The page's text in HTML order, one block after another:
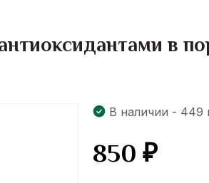
в
В наличии - 449
850₽